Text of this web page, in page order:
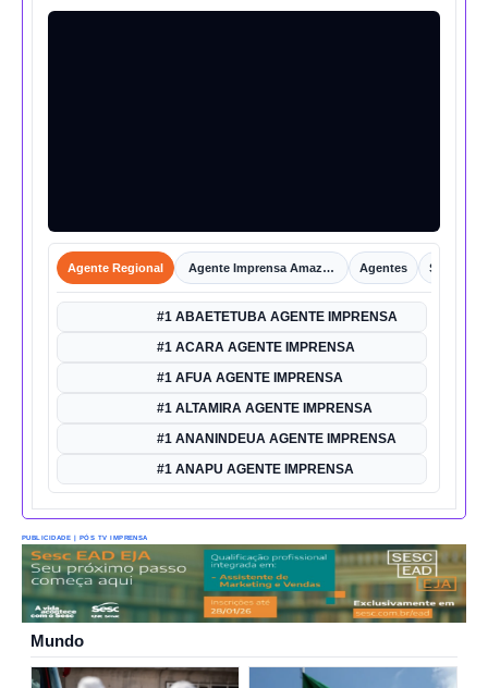
Agente Regional Agente Imprensa Amazônica Agentes Shorts
#1 ABAETETUBA AGENTE IMPRENSA
#1 ACARA AGENTE IMPRENSA
#1 AFUA AGENTE IMPRENSA
#1 ALTAMIRA AGENTE IMPRENSA
#1 ANANINDEUA AGENTE IMPRENSA
#1 ANAPU AGENTE IMPRENSA
PUBLICIDADE | PÓS TV IMPRENSA
Mundo